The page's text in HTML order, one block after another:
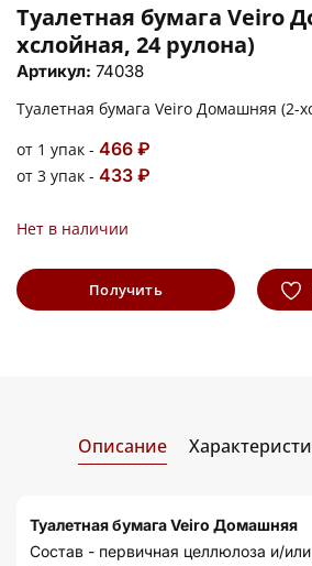
Туалетная бумага Veiro
хслойная, 24 рулона)
Артикул: 74038
Туалетная бумага Veiro Домашняя (2-
от 1 упак - 466 ₽
от 3 упак - 433 ₽
Нет в наличии
Получить
Описание
Туалетная бумага Veiro Домашняя
Состав - первичная целлюлоза и/